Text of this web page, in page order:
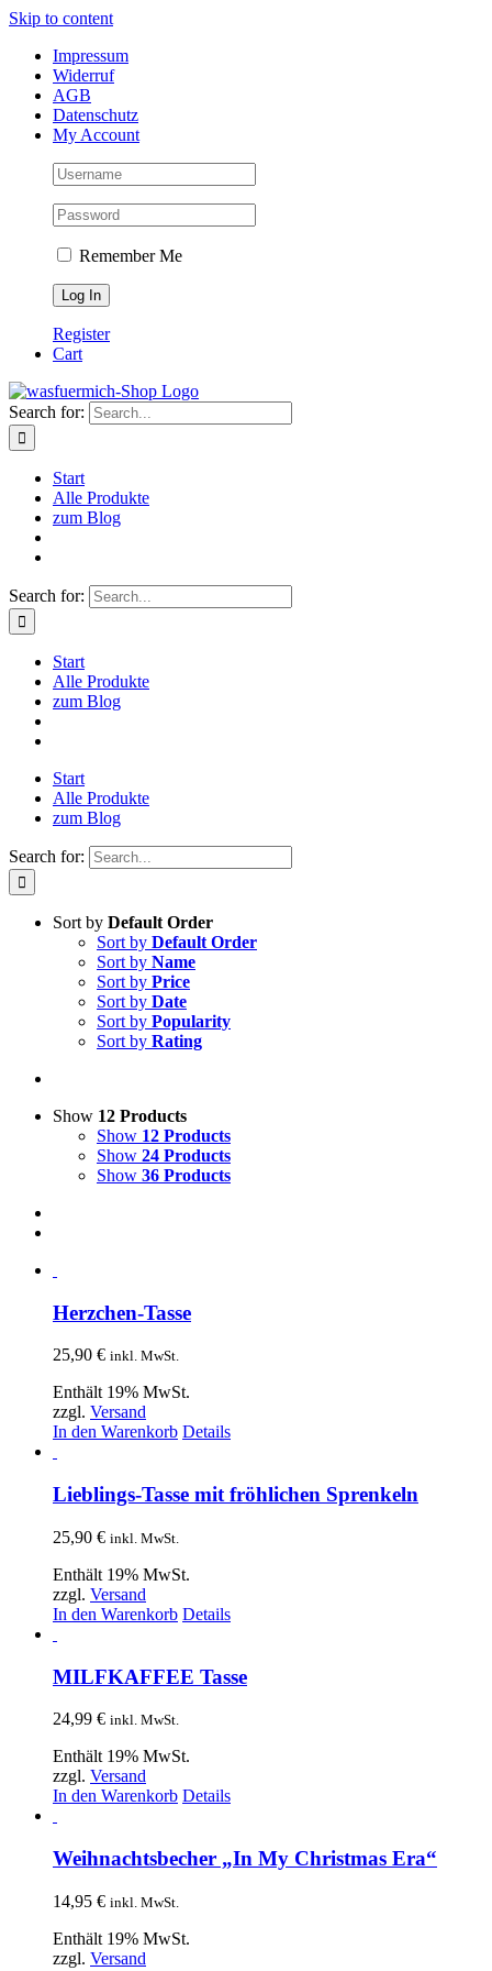
Skip to content
Impressum
Widerruf
AGB
Datenschutz
My Account
Remember Me
Register
Cart
Search for:
Start
Alle Produkte
zum Blog
Search for:
Start
Alle Produkte
zum Blog
Start
Alle Produkte
zum Blog
Search for:
Sort by Default Order
Sort by Default Order
Sort by Name
Sort by Price
Sort by Date
Sort by Popularity
Sort by Rating
Show 12 Products
Show 12 Products
Show 24 Products
Show 36 Products
Herzchen-Tasse
25,90 € inkl. MwSt.
Enthält 19% MwSt.
zzgl. Versand
In den Warenkorb Details
Lieblings-Tasse mit fröhlichen Sprenkeln
25,90 € inkl. MwSt.
Enthält 19% MwSt.
zzgl. Versand
In den Warenkorb Details
MILFKAFFEE Tasse
24,99 € inkl. MwSt.
Enthält 19% MwSt.
zzgl. Versand
In den Warenkorb Details
Weihnachtsbecher „In My Christmas Era“
14,95 € inkl. MwSt.
Enthält 19% MwSt.
zzgl. Versand